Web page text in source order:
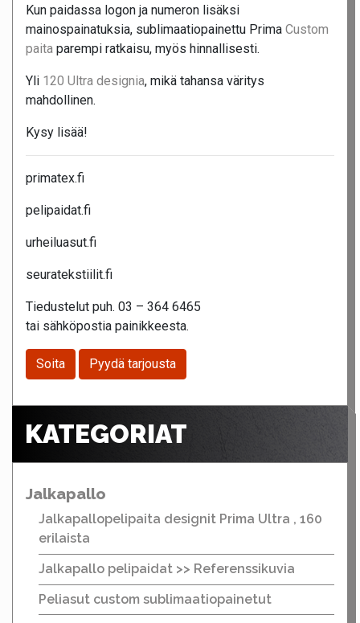
Kun paidassa logon ja numeron lisäksi
mainospainatuksia, sublimaatiopainettu Prima Custom
paita parempi ratkaisu, myös hinnallisesti.
Yli 120 Ultra designia, mikä tahansa väritys
mahdollinen.
Kysy lisää!
primatex.fi
pelipaidat.fi
urheiluasut.fi
seuratekstiilit.fi
Tiedustelut puh. 03 – 364 6465
tai sähköpostia painikkeesta.
Soita Pyydä tarjousta
KATEGORIAT
Jalkapallo
Jalkapallopelipaita designit Prima Ultra , 160
erilaista
Jalkapallo pelipaidat >> Referenssikuvia
Peliasut custom sublimaatiopainetut